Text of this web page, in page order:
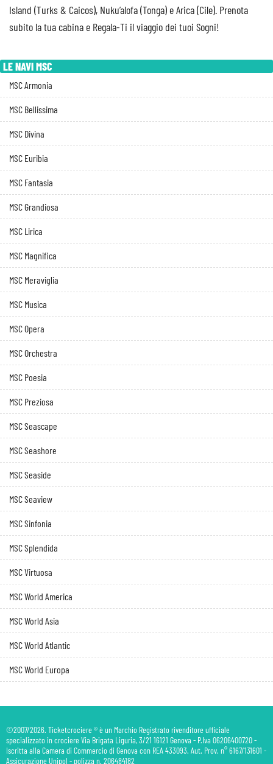
Island (Turks & Caicos), Nuku’alofa (Tonga) e Arica (Cile). Prenota
subito la tua cabina e Regala-Ti il viaggio dei tuoi Sogni!
LE NAVI MSC
MSC Armonia
MSC Bellissima
MSC Divina
MSC Euribia
MSC Fantasia
MSC Grandiosa
MSC Lirica
MSC Magnifica
MSC Meraviglia
MSC Musica
MSC Opera
MSC Orchestra
MSC Poesia
MSC Preziosa
MSC Seascape
MSC Seashore
MSC Seaside
MSC Seaview
MSC Sinfonia
MSC Splendida
MSC Virtuosa
MSC World America
MSC World Asia
MSC World Atlantic
MSC World Europa
©2007/2026. Ticketcrociere ® è un Marchio Registrato rivenditore ufficiale
specializzato in crociere Via Brigata Liguria, 3/21 16121 Genova - P.Iva 06206400720 -
Iscritta alla Camera di Commercio di Genova con REA 433093. Aut. Prov. n° 6167/131601 -
Assicurazione Unipol - polizza n. 206484182